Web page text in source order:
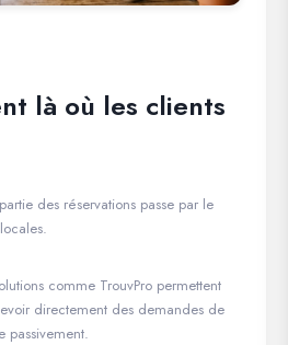
là où les clients
des réservations passe par le
comme TrouvPro permettent
directement des demandes de
passivement.